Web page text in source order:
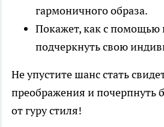
гармоничного образа.
Покажет, как с помощью
подчеркнуть свою
Не упустите шанс стать
преображения и почерпнуть
от гуру стиля!